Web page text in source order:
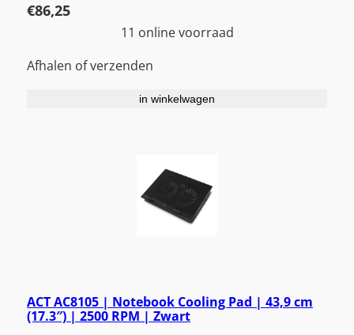
€86,25
11 online voorraad
Afhalen of verzenden
in winkelwagen
ACT AC8105 | Notebook Cooling Pad | 43,9 cm
(17.3″) | 2500 RPM | Zwart